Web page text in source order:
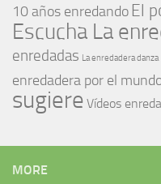
10 años enredando El
Escucha La
enredadas La enredadera danza
enredadera por el
sugiere Vídeos
MORE